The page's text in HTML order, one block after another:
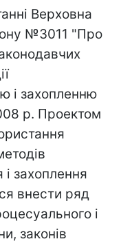
Верховна
№3011 "Про
і захопленню
р. Проектом
захоплення
внести ряд
і
законів